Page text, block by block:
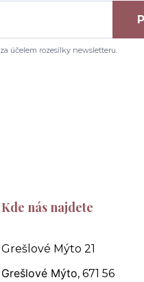
za účelem rozesílky newsletteru.
Kde nás najdete
Grešlové Mýto 21
Grešlové Mýto, 671 56